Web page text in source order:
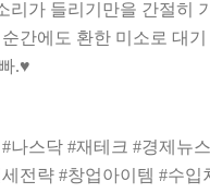
리가 들리기만을 간절히
간에도 환한 미소로 대
.♥
#나스닥 #재테크 #경제뉴스
전략 #창업아이템 #수입